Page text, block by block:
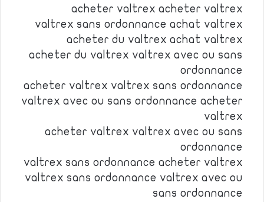
acheter valtrex acheter valtrex
valtrex sans ordonnance achat valtrex
acheter du valtrex achat valtrex
acheter du valtrex valtrex avec ou sans
ordonnance
acheter valtrex valtrex sans ordonnance
valtrex avec ou sans ordonnance acheter
valtrex
acheter valtrex valtrex avec ou sans
ordonnance
valtrex sans ordonnance acheter valtrex
valtrex sans ordonnance valtrex avec ou
sans ordonnance